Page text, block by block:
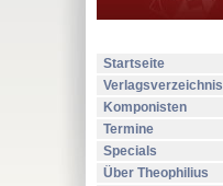
Startseite
Verlagsverzeichnis
Komponisten
Termine
Specials
Über Theophilius